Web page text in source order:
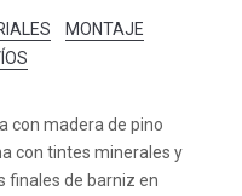
MONTAJE
con madera de pino
con tintes minerales y
finales de barniz en